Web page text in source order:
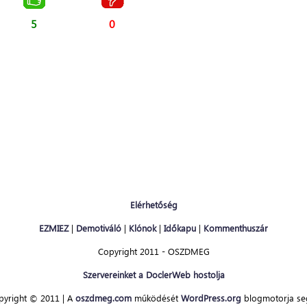
5 0
Elérhetőség
EZMIEZ| Demotiváló | Klónok| Időkapu | Kommenthuszár
Copyright 2011 - OSZDMEG
Szervereinket a DoclerWeb hostolja
© 2011 | A oszdmeg.comműködését WordPress.orgblogmotorja